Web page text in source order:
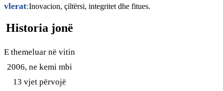
vlerat:Inovacion, çiltërsi, integritet dhe fitues.
Historia jonë
E themeluar në vitin
2006, ne kemi mbi
13 vjet përvojë